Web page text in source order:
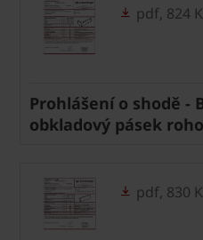
pdf, 824
Prohlášení o shodě -
obkladový pásek
pdf, 830